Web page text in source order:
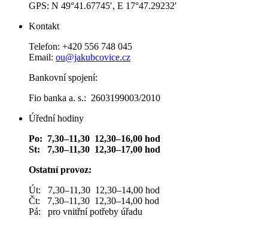
GPS: N 49°41.67745′, E 17°47.29232′
Kontakt
Telefon: +420 556 748 045
Email: ou@jakubcovice.cz
Bankovní spojení:
Fio banka a. s.: 2603199003/2010
Úřední hodiny
Po: 7,30–11,30 12,30–16,00 hod
St: 7,30–11,30 12,30–17,00 hod
Ostatní provoz:
Út: 7,30–11,30 12,30–14,00 hod
Čt: 7,30–11,30 12,30–14,00 hod
Pá: pro vnitřní potřeby úřadu